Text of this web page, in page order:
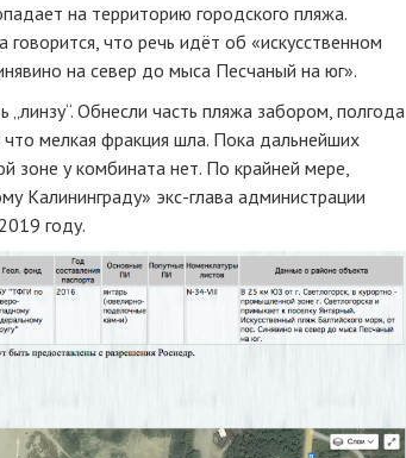
на территорию городского пляжа.
что речь идёт об «искусственном
на север до мыса Песчаный на юг».
Обнесли часть пляжа забором, полгода
что мелкая фракция шла. Пока дальнейших
зоне у комбината нет. По крайней мере,
Калининграду» экс-глава администрации
году.